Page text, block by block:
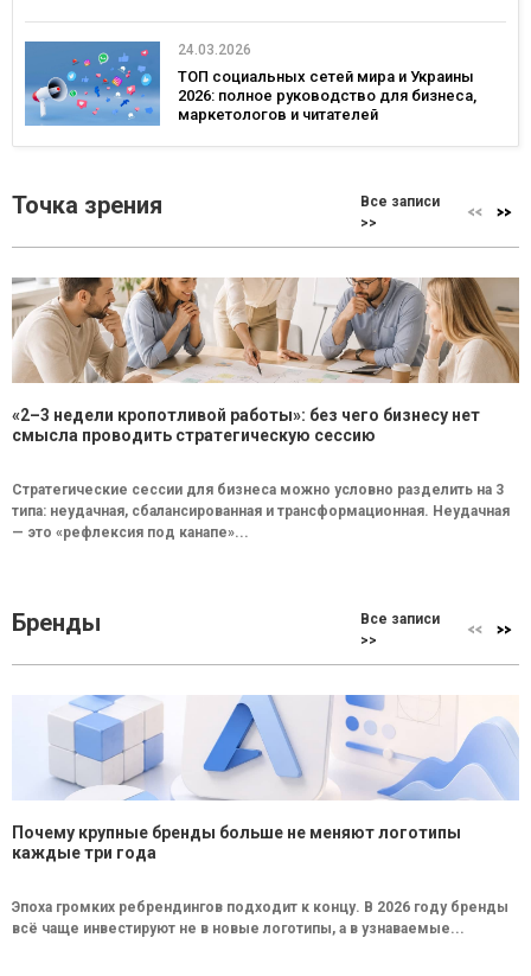
четверг — исследование eSputnik и Inweb
24.03.2026
ТОП социальных сетей мира и Украины
2026: полное руководство для бизнеса,
маркетологов и читателей
Точка зрения
Все записи
>>
«2–3 недели кропотливой работы»: без чего бизнесу нет
смысла проводить стратегическую сессию
Стратегические сессии для бизнеса можно условно разделить на 3
типа: неудачная, сбалансированная и трансформационная. Неудачная
— это «рефлексия под канапе»...
Бренды
Все записи
>>
Почему крупные бренды больше не меняют логотипы
каждые три года
Эпоха громких ребрендингов подходит к концу. В 2026 году бренды
всё чаще инвестируют не в новые логотипы, а в узнаваемые...